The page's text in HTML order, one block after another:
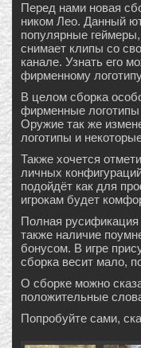
Перед нами новая
ником Лео. Данный
популярные
снимает клипы со
канале. Узнать его
фирменному
В целом сборка
фирменные логотипы
Оружие так же
логотипы и
Также хочется
личных
подойдёт как для
игрокам будет
Полная
также наличие
бонусом. В игре
сборка весит мало,
О сборке можно
положительные
Попробуйте сами,